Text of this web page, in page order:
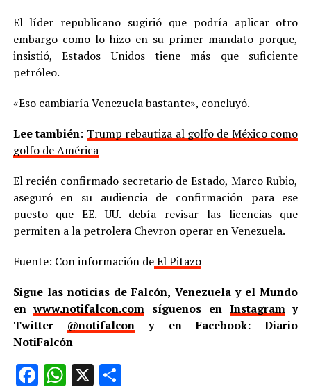
El líder republicano sugirió que podría aplicar otro
embargo como lo hizo en su primer mandato porque,
insistió, Estados Unidos tiene más que suficiente
petróleo.
«Eso cambiaría Venezuela bastante», concluyó.
Lee también: Trump rebautiza al golfo de México como
golfo de América
El recién confirmado secretario de Estado, Marco Rubio,
aseguró en su audiencia de confirmación para ese
puesto que EE. UU. debía revisar las licencias que
permiten a la petrolera Chevron operar en Venezuela.
Fuente: Con información deEl Pitazo
Sigue las noticias de Falcón, Venezuela y el Mundo
enwww.notifalcon.com síguenos en Instagramy
Twitter @notifalcon y en Facebook: Diario
NotiFalcón
Facebook
WhatsApp
X Compartir